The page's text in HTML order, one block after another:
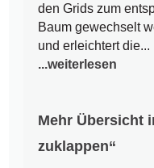
den Grids zum
Baum gewechselt
und erleichtert die...
...weiterlesen
Mehr Übersicht
zuklappen“